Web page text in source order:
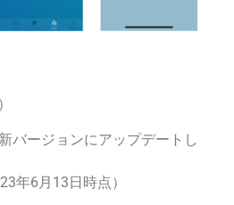
バージョンにアップデートし
年6月13日時点）